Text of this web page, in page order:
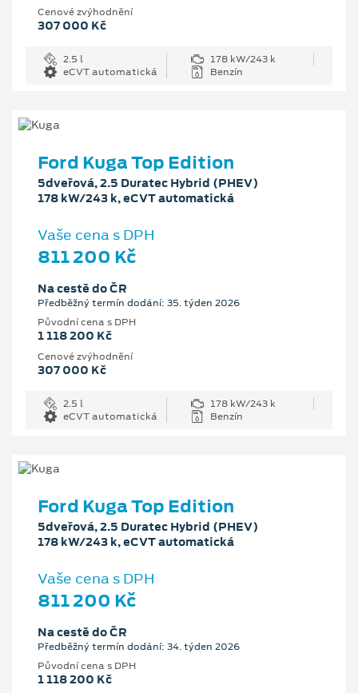
Cenové zvýhodnění
307 000 Kč
2.5 l
178 kW/243 k
eCVT automatická
Benzín
Ford Kuga Top Edition
5dveřová, 2.5 Duratec Hybrid (PHEV)
178 kW/243 k, eCVT automatická
Vaše cena s DPH
811 200 Kč
Na cestě do ČR
Předběžný termín dodání: 35. týden 2026
Původní cena s DPH
1 118 200 Kč
Cenové zvýhodnění
307 000 Kč
2.5 l
178 kW/243 k
eCVT automatická
Benzín
Ford Kuga Top Edition
5dveřová, 2.5 Duratec Hybrid (PHEV)
178 kW/243 k, eCVT automatická
Vaše cena s DPH
811 200 Kč
Na cestě do ČR
Předběžný termín dodání: 34. týden 2026
Původní cena s DPH
1 118 200 Kč